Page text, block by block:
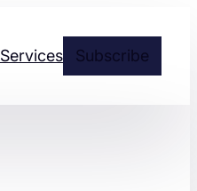
Services Subscribe